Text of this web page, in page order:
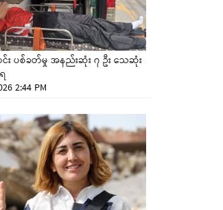
း ပစ်ခတ်မှု အနည်းဆုံး ၇ ဦး သေဆုံး
2:44 PM